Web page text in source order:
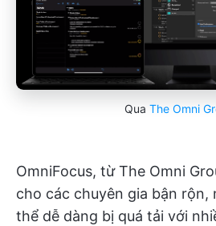
Qua The Omni
OmniFocus, từ The Omni
cho các chuyên gia bận rộn,
thể dễ dàng bị quá tải với